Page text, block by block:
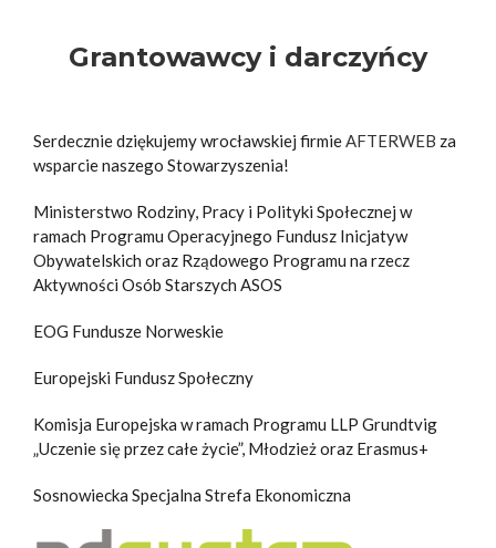
Grantowawcy i darczyńcy
Serdecznie dziękujemy wrocławskiej firmieAFTERWEB za
wsparcie naszego Stowarzyszenia!
Ministerstwo Rodziny, Pracy i Polityki Społecznej w
ramach Programu Operacyjnego Fundusz Inicjatyw
Obywatelskich oraz Rządowego Programu na rzecz
Aktywności Osób Starszych ASOS
EOG Fundusze Norweskie
Europejski Fundusz Społeczny
Komisja Europejska w ramach Programu LLP Grundtvig
„Uczenie się przez całe życie”, Młodzież oraz Erasmus+
Sosnowiecka Specjalna Strefa Ekonomiczna